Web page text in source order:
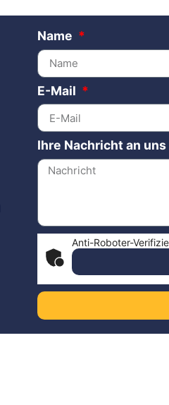
Name
E-Mail
Ihre Nachricht an uns
Anti-Roboter-